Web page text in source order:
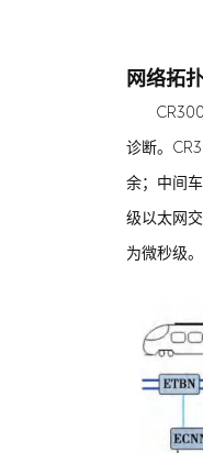
网络拓
诊断。
余；中间
级以太网
为微秒级。